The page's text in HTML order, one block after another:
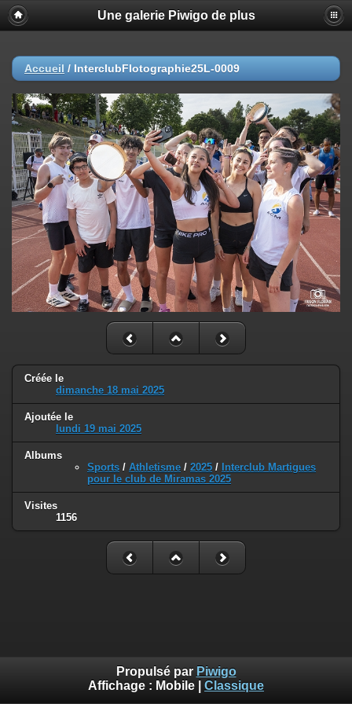
Une galerie Piwigo de plus
Accueil / InterclubFlotographie25L-0009
Créée le
dimanche 18 mai 2025
Ajoutée le
lundi 19 mai 2025
Albums
Sports / Athletisme / 2025 / Interclub Martigues
pour le club de Miramas 2025
Visites
1156
Propulsé par Piwigo
Affichage : Mobile Classique